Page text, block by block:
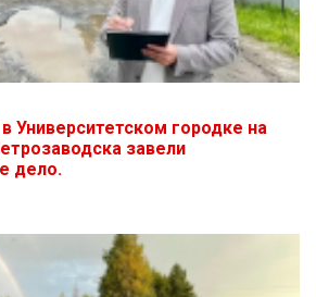
Университетском городке на
завели
дело.